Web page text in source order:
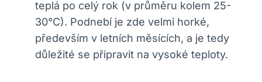
teplá po celý rok (v průměru kolem 25-
30°C). Podnebí je zde velmi horké,
především v letních měsících, a je tedy
důležité se připravit na vysoké teploty.